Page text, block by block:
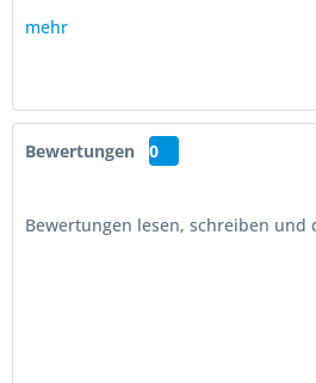
mehr
Bewertungen 0
Bewertungen lesen, schreiben und